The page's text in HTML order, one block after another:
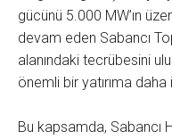
gücünü 5.000 MW’ın
devam eden Sabancı
alanındaki tecrübesini
önemli bir yatırıma daha
Bu kapsamda, Sabancı